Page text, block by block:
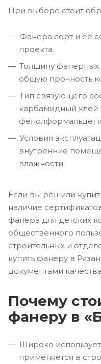
При выборе стоит
Фанера сорт и её
проекта.
Толщину фанерных
общую прочность
Тип связующего
карбамидный клей
Условия
внутренние
влажности.
Если вы решили
наличие
фанера для детских
общественного
строительных и
купить фанеру в
документами
Почему
фанеру в
Широко
применяется в